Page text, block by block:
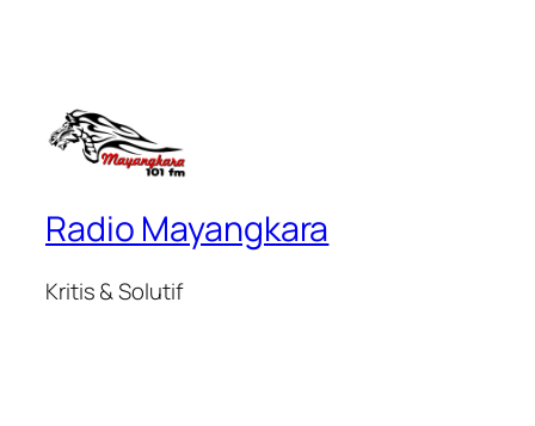
Radio Mayangkara
Kritis & Solutif